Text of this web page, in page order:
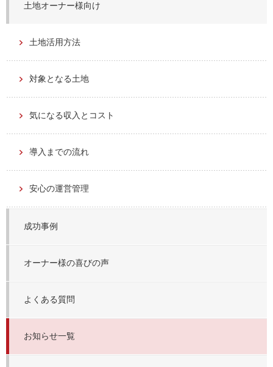
土地オーナー様向け
土地活用方法
対象となる土地
気になる収入とコスト
導入までの流れ
安心の運営管理
成功事例
オーナー様の喜びの声
よくある質問
お知らせ一覧